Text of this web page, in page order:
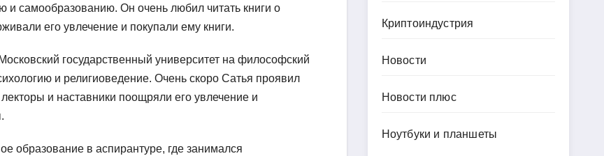
и самообразованию. Он очень любил читать книги о
его увлечение и покупали ему книги.
государственный университет на философский
и религиоведение. Очень скоро Сатья проявил
и наставники поощряли его увлечение и
образование в аспирантуре, где занимался
Криптоиндустрия
Новости
Новости плюс
Ноутбуки и планшеты